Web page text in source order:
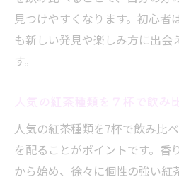
見つけやすくなります。初心者
も新しい発見や楽しみ方に出会
す。
人気の紅茶種類を7杯で飲み比
を配ることがポイントです。香
から始め、徐々に個性の強い紅